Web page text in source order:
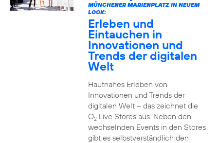
MÜNCHENER MARIENPLATZ IN NEUEM
LOOK:
Erleben und
Eintauchen in
Innovationen und
Trends der digitalen
Welt
Hautnahes Erleben von
Innovationen und Trends der
digitalen Welt – das zeichnet die
O2Live Stores aus. Neben den
wechselnden Events in den Stores
gibt es selbstverständlich den